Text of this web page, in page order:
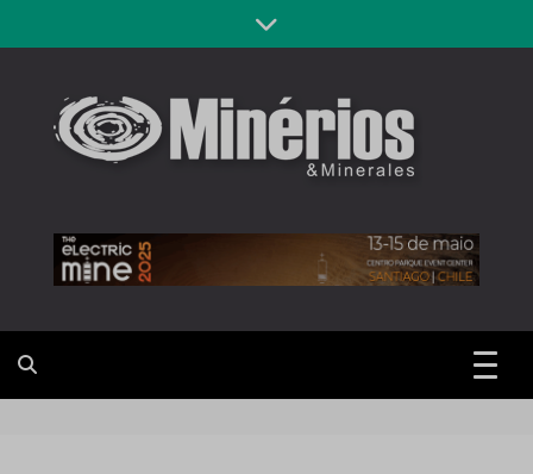
to
Revista
Minérios &
Minerales